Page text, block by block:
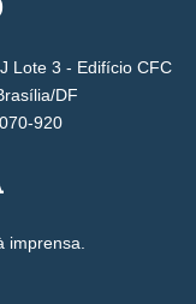
Lote 3 - Edifício CFC
DF
920
imprensa.